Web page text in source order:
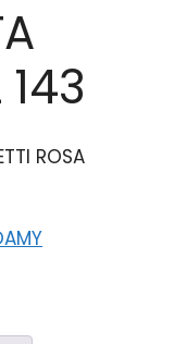
143
ROSA